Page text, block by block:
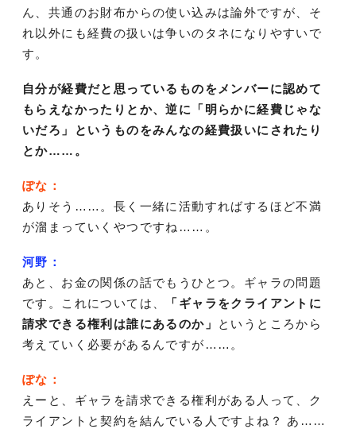
ん、共通のお財布からの使い込みは論外ですが、そ
れ以外にも経費の扱いは争いのタネになりやすいで
す。
自分が経費だと思っているものをメンバーに認めて
もらえなかったりとか、逆に「明らかに経費じゃな
いだろ」というものをみんなの経費扱いにされたり
とか……。
ぽな：
ありそう……。長く一緒に活動すればするほど不満
が溜まっていくやつですね……。
河野：
あと、お金の関係の話でもうひとつ。ギャラの問題
です。これについては、
「ギャラをクライアントに
請求できる権利は誰にあるのか」
というところから
考えていく必要があるんですが……。
ぽな：
えーと、ギャラを請求できる権利がある人って、ク
ライアントと契約を結んでいる人ですよね？ あ……